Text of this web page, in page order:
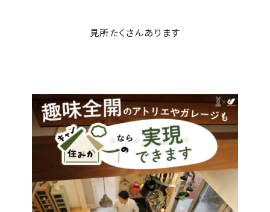
見所たくさんあります